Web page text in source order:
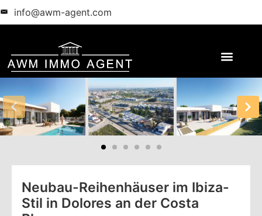
info@awm-agent.com
Neubau-Reihenhäuser im Ibiza-
Stil in Dolores an der Costa